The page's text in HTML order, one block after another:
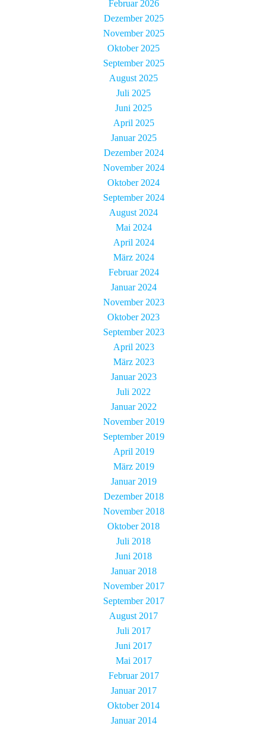
Februar 2026
Dezember 2025
November 2025
Oktober 2025
September 2025
August 2025
Juli 2025
Juni 2025
April 2025
Januar 2025
Dezember 2024
November 2024
Oktober 2024
September 2024
August 2024
Mai 2024
April 2024
März 2024
Februar 2024
Januar 2024
November 2023
Oktober 2023
September 2023
April 2023
März 2023
Januar 2023
Juli 2022
Januar 2022
November 2019
September 2019
April 2019
März 2019
Januar 2019
Dezember 2018
November 2018
Oktober 2018
Juli 2018
Juni 2018
Januar 2018
November 2017
September 2017
August 2017
Juli 2017
Juni 2017
Mai 2017
Februar 2017
Januar 2017
Oktober 2014
Januar 2014